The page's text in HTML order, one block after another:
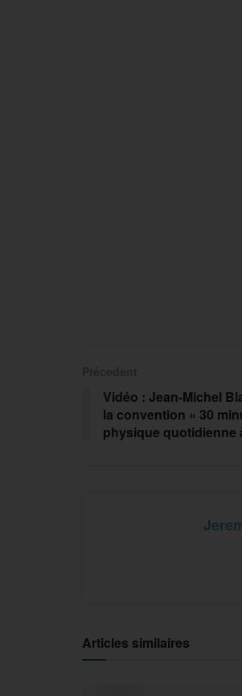
Vidéo : Jean-Michel
la convention « 30
physique quotidienne
Articles similaires